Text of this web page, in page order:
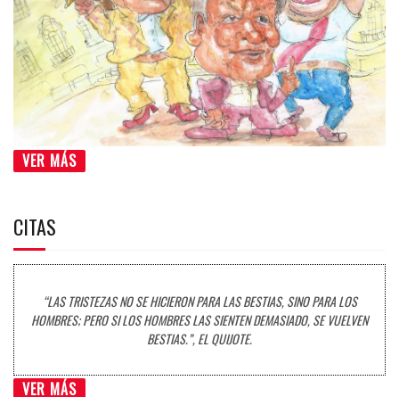
VER MÁS
CITAS
“LAS TRISTEZAS NO SE HICIERON PARA LAS BESTIAS, SINO PARA LOS
HOMBRES; PERO SI LOS HOMBRES LAS SIENTEN DEMASIADO, SE VUELVEN
BESTIAS.”, EL QUIJOTE.
VER MÁS